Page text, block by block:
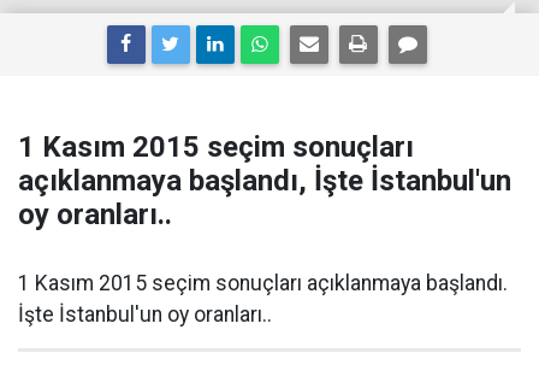
1 Kasım 2015 seçim sonuçları
açıklanmaya başlandı, İşte İstanbul'un
oy oranları..
1 Kasım 2015 seçim sonuçları açıklanmaya başlandı.
İşte İstanbul'un oy oranları..